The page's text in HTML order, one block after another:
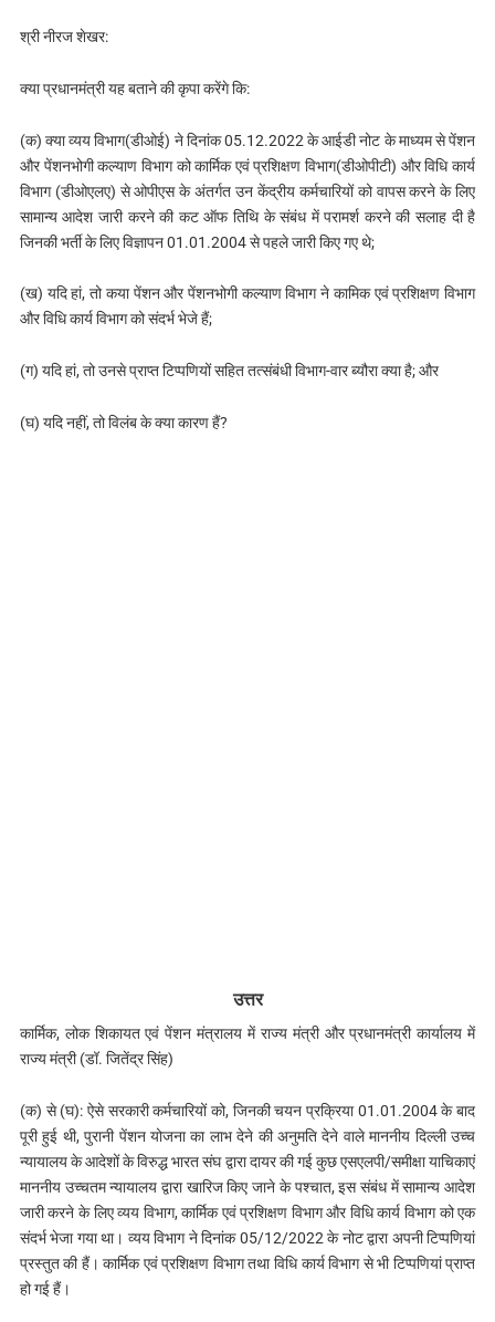
श्री नीरज शेखर:
क्या प्रधानमंत्री यह बताने की कृपा करेंगे कि:
(क) क्या व्यय विभाग(डीओई) ने दिनांक 05.12.2022 के आईडी नोट के माध्यम से पेंशन
और पेंशनभोगी कल्याण विभाग को कार्मिक एवं प्रशिक्षण विभाग(डीओपीटी) और विधि कार्य
विभाग (डीओएलए) से ओपीएस के अंतर्गत उन केंद्रीय कर्मचारियों को वापस करने के लिए
सामान्य आदेश जारी करने की कट ऑफ तिथि के संबंध में परामर्श करने की सलाह दी है
जिनकी भर्ती के लिए विज्ञापन 01.01.2004 से पहले जारी किए गए थे;
(ख) यदि हां, तो कया पेंशन और पेंशनभोगी कल्याण विभाग ने कामिक एवं प्रशिक्षण विभाग
और विधि कार्य विभाग को संदर्भ भेजे हैं;
(ग) यदि हां, तो उनसे प्राप्त टिप्पणियों सहित तत्संबंधी विभाग-वार ब्यौरा क्‍या है; और
(घ) यदि नहीं, तो विलंब के क्या कारण हैं?
उत्तर
कार्मिक, लोक शिकायत एवं पेंशन मंत्रालय में राज्य मंत्री और प्रधानमंत्री कार्यालय में
राज्य मंत्री (डॉ. जितेंद्र सिंह)
(क) से (घ): ऐसे सरकारी कर्मचारियों को, जिनकी चयन प्रक्रिया 01.01.2004 के बाद
पूरी हुई थी, पुरानी पेंशन योजना का लाभ देने की अनुमति देने वाले माननीय दिल्‍ली उच्च
न्यायालय के आदेशों के विरुद्ध भारत संघ द्वारा दायर की गई कुछ एसएलपी/समीक्षा याचिकाएं
माननीय उच्चतम न्यायालय द्वारा खारिज किए जाने के पश्चात, इस संबंध में सामान्य आदेश
जारी करने के लिए व्यय विभाग, कार्मिक एवं प्रशिक्षण विभाग और विधि कार्य विभाग को एक
संदर्भ भेजा गया था। व्यय विभाग ने दिनांक 05/12/2022 के नोट द्वारा अपनी टिप्पणियां
प्रस्तुत की हैं। कार्मिक एवं प्रशिक्षण विभाग तथा विधि कार्य विभाग से भी टिप्पणियां प्राप्त
हो गई हैं।